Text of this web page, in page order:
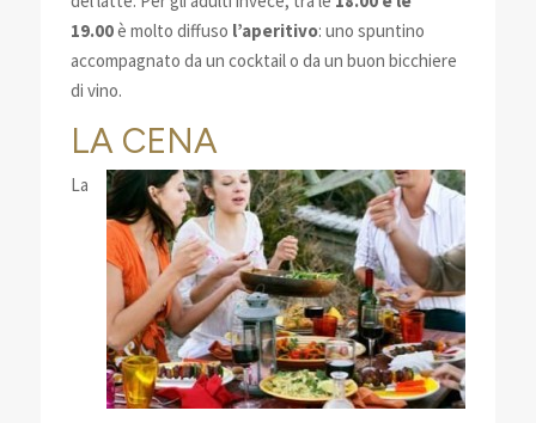
19.00è molto diffuso l’aperitivo: uno spuntino
accompagnato da un cocktail o da un buon bicchiere
di vino.
LA CENA
La